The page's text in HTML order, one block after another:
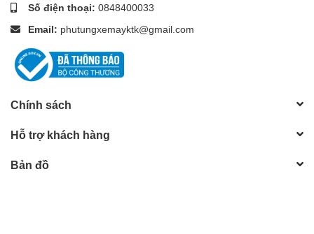
Số điện thoại: 0848400033
Email: phutungxemayktk@gmail.com
Chính sách
Hỗ trợ khách hàng
Bản đồ